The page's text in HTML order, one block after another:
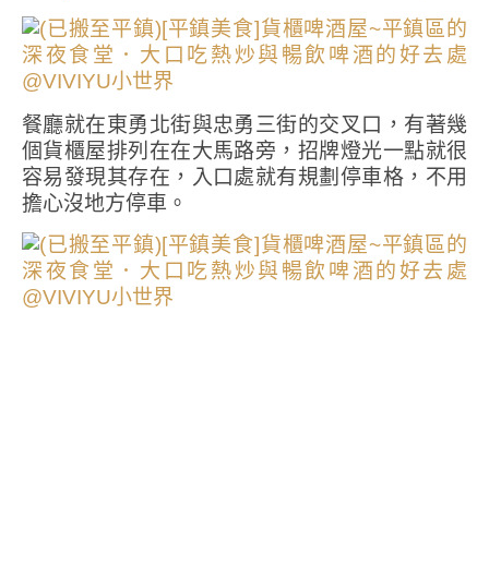
餐廳就在東勇北街與忠勇三街的交叉口，有著幾
個貨櫃屋排列在在大馬路旁，招牌燈光一點就很
容易發現其存在，入口處就有規劃停車格，不用
擔心沒地方停車。